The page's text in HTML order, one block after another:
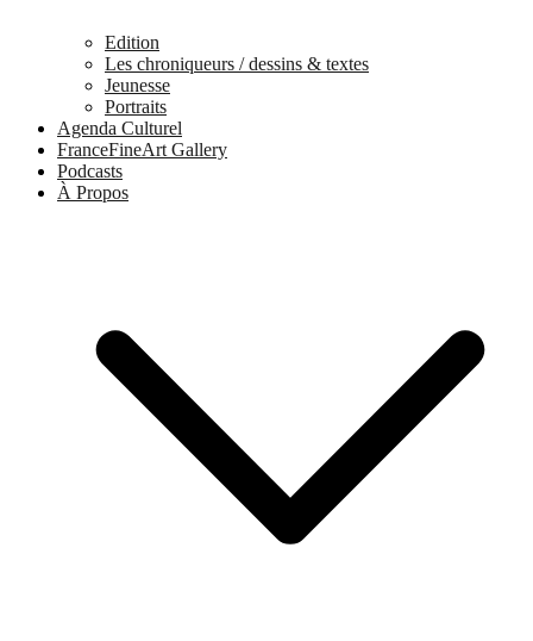
Edition
Les chroniqueurs / dessins & textes
Jeunesse
Portraits
Agenda Culturel
FranceFineArt Gallery
Podcasts
À Propos